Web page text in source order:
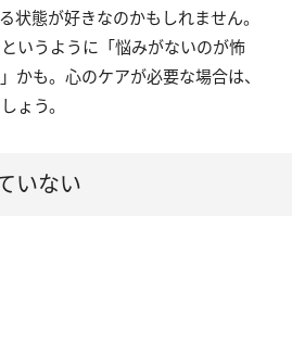
状態が好きなのかもしれません。
いうように「悩みがないのが怖
かも。心のケアが必要な場合は、
ょう。
いない